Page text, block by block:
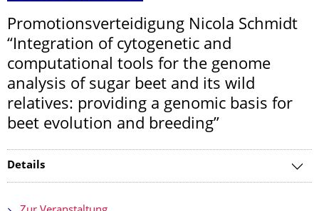
Promotionsverteidi­gung Nicola Schmidt
“Integration of cytogenetic and
computational tools for the genome
analysis of sugar beet and its wild
relatives: providing a genomic basis for
beet evolution and breeding”
Details